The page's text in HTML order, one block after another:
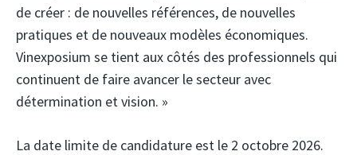
de créer : de nouvelles références, de nouvelles
pratiques et de nouveaux modèles économiques.
Vinexposium se tient aux côtés des professionnels qui
continuent de faire avancer le secteur avec
détermination et vision. »
La date limite de candidature est le 2 octobre 2026.